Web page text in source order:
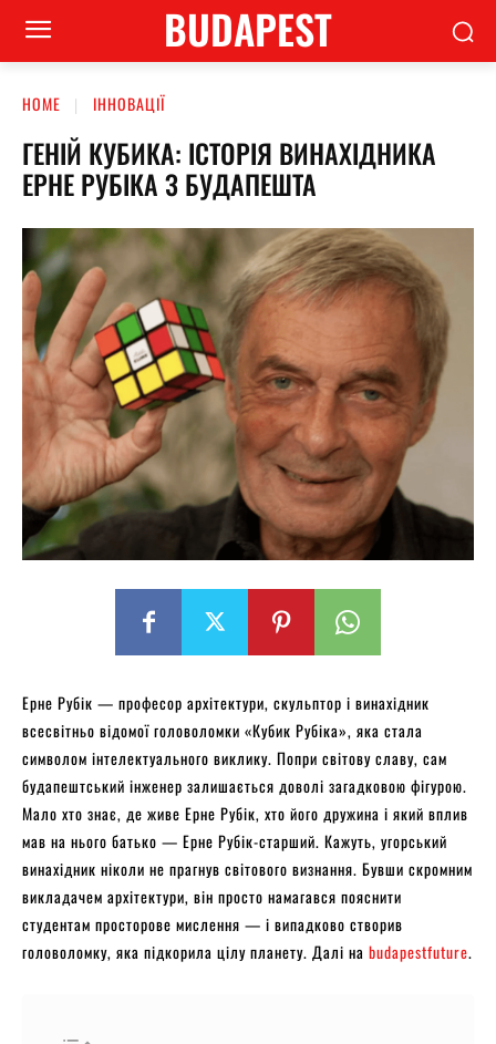
BUDAPEST
HOME ІННОВАЦІЇ
ГЕНІЙ КУБИКА: ІСТОРІЯ ВИНАХІДНИКА
ЕРНЕ РУБІКА З БУДАПЕШТА
Ерне Рубік — професор архітектури, скульптор і винахідник
всесвітньо відомої головоломки «Кубик Рубіка», яка стала
символом інтелектуального виклику. Попри світову славу, сам
будапештський інженер залишається доволі загадковою фігурою.
Мало хто знає, де живе Ерне Рубік, хто його дружина і який вплив
мав на нього батько — Ерне Рубік-старший. Кажуть, угорський
винахідник ніколи не прагнув світового визнання. Бувши скромним
викладачем архітектури, він просто намагався пояснити
студентам просторове мислення — і випадково створив
головоломку, яка підкорила цілу планету. Далі на budapestfuture.